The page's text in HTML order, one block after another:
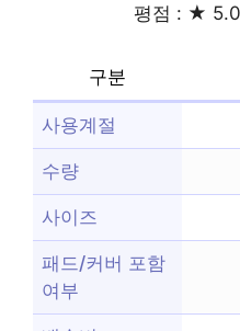
평점 : ★ 5.0
구분
사용계절
수량
사이즈
패드/커버 포함
여부